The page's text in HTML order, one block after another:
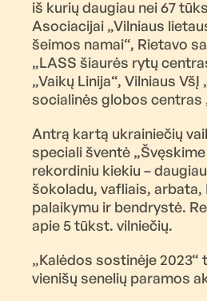
iš kurių daugiau nei 67
Asociacijai „Vilniaus
šeimos namai“, Rietavo
„LASS šiaurės rytų
„Vaikų Linija“, Vilniaus
socialinės globos centras
Antrą kartą ukrainiečių
speciali šventė
rekordiniu kiekiu –
šokoladu, vafliais,
palaikymu ir bendrystė.
apie 5 tūkst. vilniečių.
„Kalėdos sostinėje
vienišų senelių paramos